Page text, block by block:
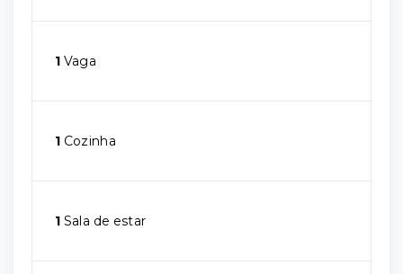
1 Vaga
1 Cozinha
1 Sala de estar